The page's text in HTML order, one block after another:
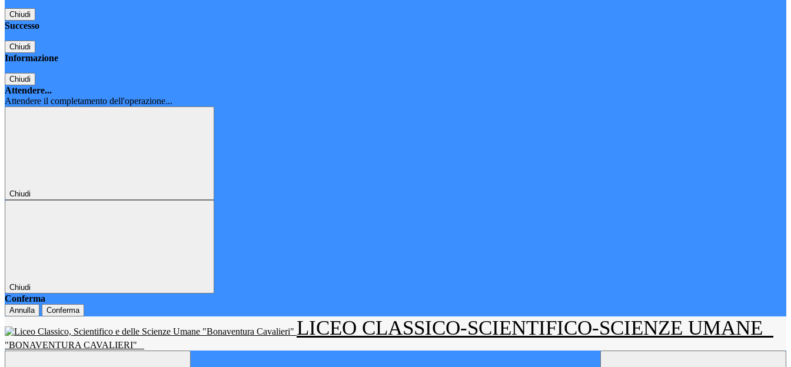
Chiudi
Successo
Chiudi
Informazione
Chiudi
Attendere...
Attendere il completamento dell'operazione...
Chiudi
Chiudi
Conferma
Annulla Conferma
LICEO CLASSICO-SCIENTIFICO-SCIENZE UMANE
"BONAVENTURA CAVALIERI"